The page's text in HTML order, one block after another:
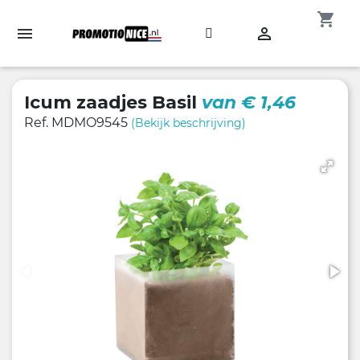

shopping_cart
Icum zaadjes Basil van € 1,46
Ref. MDMO9545 (Bekijk beschrijving)